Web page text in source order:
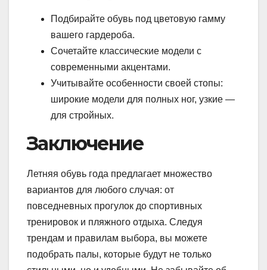
Подбирайте обувь под цветовую гамму
вашего гардероба.
Сочетайте классические модели с
современными акцентами.
Учитывайте особенности своей стопы:
широкие модели для полных ног, узкие —
для стройных.
Заключение
Летняя обувь года предлагает множество
вариантов для любого случая: от
повседневных прогулок до спортивных
тренировок и пляжного отдыха. Следуя
трендам и правилам выбора, вы можете
подобрать палы, которые будут не только